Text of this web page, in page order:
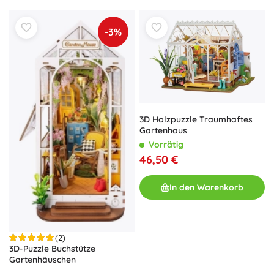
-3%
(2)
3D-Puzzle Buchstütze
Gartenhäuschen
3D Holzpuzzle Traumhaftes
Gartenhaus
Vorrätig
46,50 €
In den Warenkorb